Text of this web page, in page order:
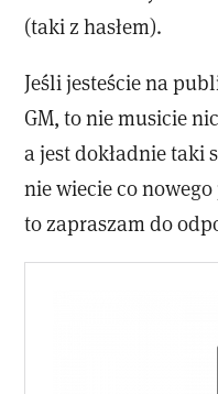
(taki z hasłem).
Jeśli jesteście na
GM, to nie musicie
a jest dokładnie taki
nie wiecie co nowego
to zapraszam do